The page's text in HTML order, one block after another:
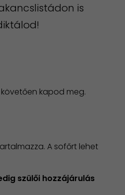
is
kapod meg.
A sofőrt lehet
szülői hozzájárulás